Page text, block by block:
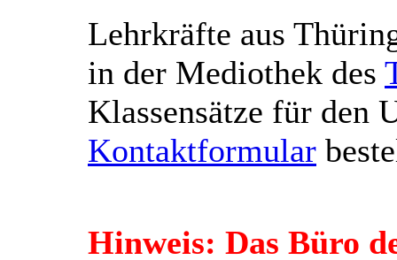
Lehrkräfte aus
in der Mediothek des
Klassensätze für den
Kontaktformular
Hinweis: Das Büro